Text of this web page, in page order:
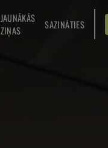
JAUNĀKĀS
ZIŅAS
SAZINĀTIES